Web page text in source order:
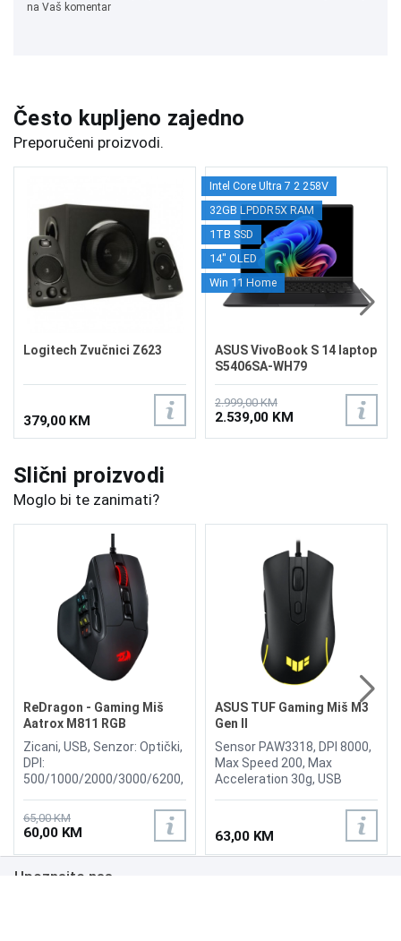
na Vaš komentar
Često kupljeno zajedno
Preporučeni proizvodi.
Logitech Zvučnici Z623
379,00 KM
Intel Core Ultra 7 2 258V
32GB LPDDR5X RAM
1TB SSD
14" OLED
Win 11 Home
ASUS VivoBook S 14 laptop
S5406SA-WH79
2.999,00 KM
2.539,00 KM
Slični proizvodi
Moglo bi te zanimati?
ReDragon - Gaming Miš
Aatrox M811 RGB
Zicani, USB, Senzor: Optički,
DPI:
500/1000/2000/3000/6200,
Programmable Buttons, 5
Backlit Modes, Mouse
button Type: HUANO,
Sensor: Optical Pixart 3327
65,00 KM
60,00 KM
ASUS TUF Gaming Miš M3
Gen II
Sensor PAW3318, DPI 8000,
Max Speed 200, Max
Acceleration 30g, USB
Switch Type 60 million,
Weight 59g
63,00 KM
Upoznajte nas